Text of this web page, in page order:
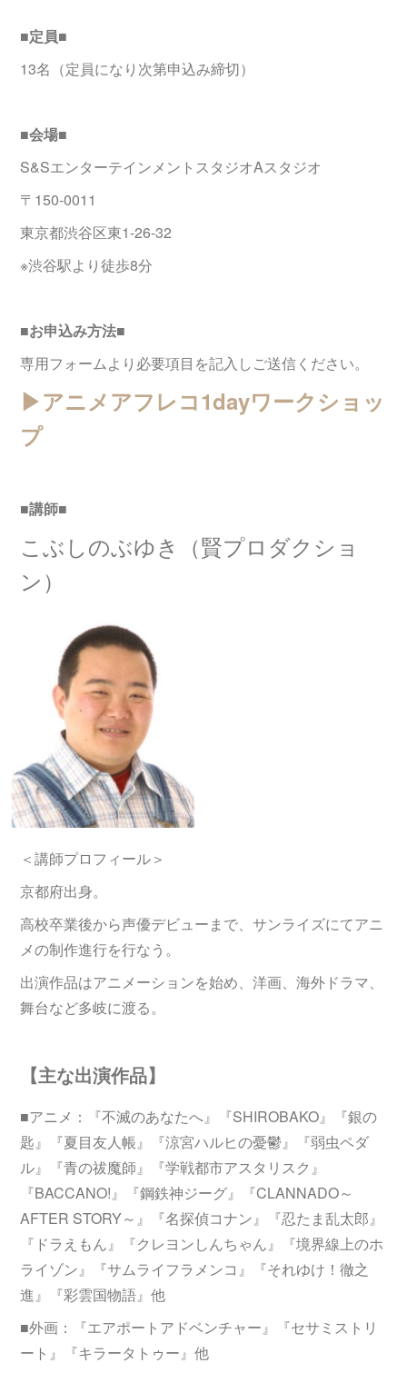
■定員■
13名（定員になり次第申込み締切）
■会場■
S&SエンターテインメントスタジオAスタジオ
〒150-0011
東京都渋谷区東1-26-32
※渋谷駅より徒歩8分
■お申込み方法■
専用フォームより必要項目を記入しご送信ください。
▶︎アニメアフレコ1dayワークショッ
プ
■講師■
こぶしのぶゆき（賢プロダクショ
ン）
＜講師プロフィール＞
京都府出身。
高校卒業後から声優デビューまで、サンライズにてアニ
メの制作進行を行なう。
出演作品はアニメーションを始め、洋画、海外ドラマ、
舞台など多岐に渡る。
【主な出演作品】
■アニメ：『不滅のあなたへ』『SHIROBAKO』『銀の
匙』『夏目友人帳』『涼宮ハルヒの憂鬱』『弱虫ペダ
ル』『青の祓魔師』『学戦都市アスタリスク』
『BACCANO!』『鋼鉄神ジーグ』『CLANNADO～
AFTER STORY～』『名探偵コナン』『忍たま乱太郎』
『ドラえもん』『クレヨンしんちゃん』『境界線上のホ
ライゾン』『サムライフラメンコ』『それゆけ！徹之
進』『彩雲国物語』他
■外画：『エアポートアドベンチャー』『セサミストリ
ート』『キラータトゥー』他